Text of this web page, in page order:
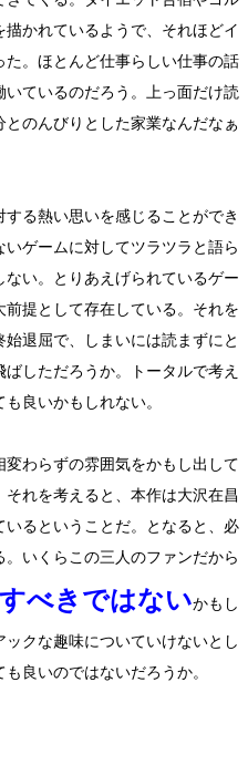
かれているようで、それほどイ
。ほとんど仕事らしい仕事の話
ているのだろう。上っ面だけ読
のんびりとした家業なんだなぁ
る熱い思いを感じることができ
ゲームに対してツラツラと語ら
い。とりあえげられているゲー
提として存在している。それを
退屈で、しまいには読まずにと
しただろうか。トータルで考え
良いかもしれない。
わらずの雰囲気をかもし出して
れを考えると、本作は大沢在昌
るということだ。となると、必
いくらこの三人のファンだから
べきではないかもし
クな趣味についていけないとし
良いのではないだろうか。